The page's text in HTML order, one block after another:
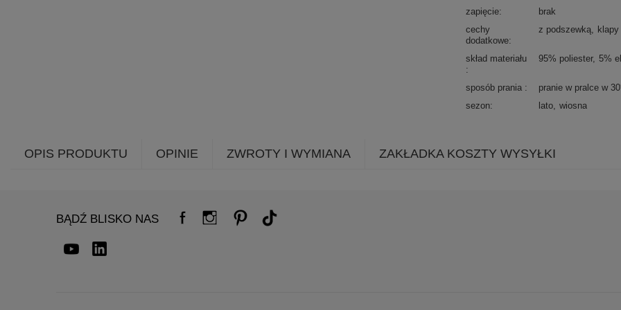
zapięcie
brak
cechy
dodatkowe
z podszewką klapy
skład materiału 95% poliester 5%
sposób prania
pranie w pralce w
sezon
lato wiosna
OPIS PRODUKTU OPINIE ZWROTY I WYMIANA ZAKŁADKA KOSZTY WYSYŁKI
BĄDŹ BLISKO NAS